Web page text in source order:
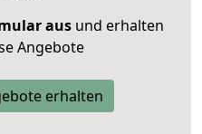
ausund erhalten
Angebote
erhalten